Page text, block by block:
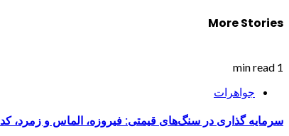
More Stories
1 min read
جواهرات
سرمایه گذاری در سنگ‌های قیمتی: فیروزه، الماس و زمرد،